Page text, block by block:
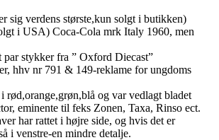
sig verdens største,kun solgt i butikken)
i USA) Coca-Cola mrk Italy 1960, men
par stykker fra ” Oxford Diecast”
hhv nr 791 & 149-reklame for ungdoms
rød,orange,grøn,blå og var vedlagt bladet
eminente til feks Zonen, Taxa, Rinso ect.
har rattet i højre side, og hvis det er
i venstre-en mindre detalje.